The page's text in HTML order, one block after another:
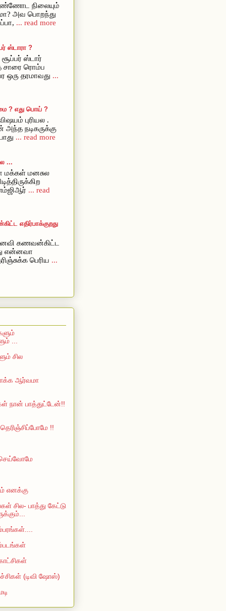
நிலையும்
அவ பொறந்து
... read more
ஸ்டாரா ?
ஸ்டார்
சாரை ரொம்ப
ஒரு தரமாவது ...
? எது பொய் ?
புரியல .
அந்த நடிகருக்கு
... read more
...
மக்கள் மனசுல
... read
எதிர்பாக்குறது
கணவன்கிட்ட
என்னவா
பெரிய ...
...
சில
ஆர்வமா
நான் பாத்துட்டேன்!!
!!
எனக்கு
சில- பாத்து கேட்டு
(டிவி ஷோஸ்)